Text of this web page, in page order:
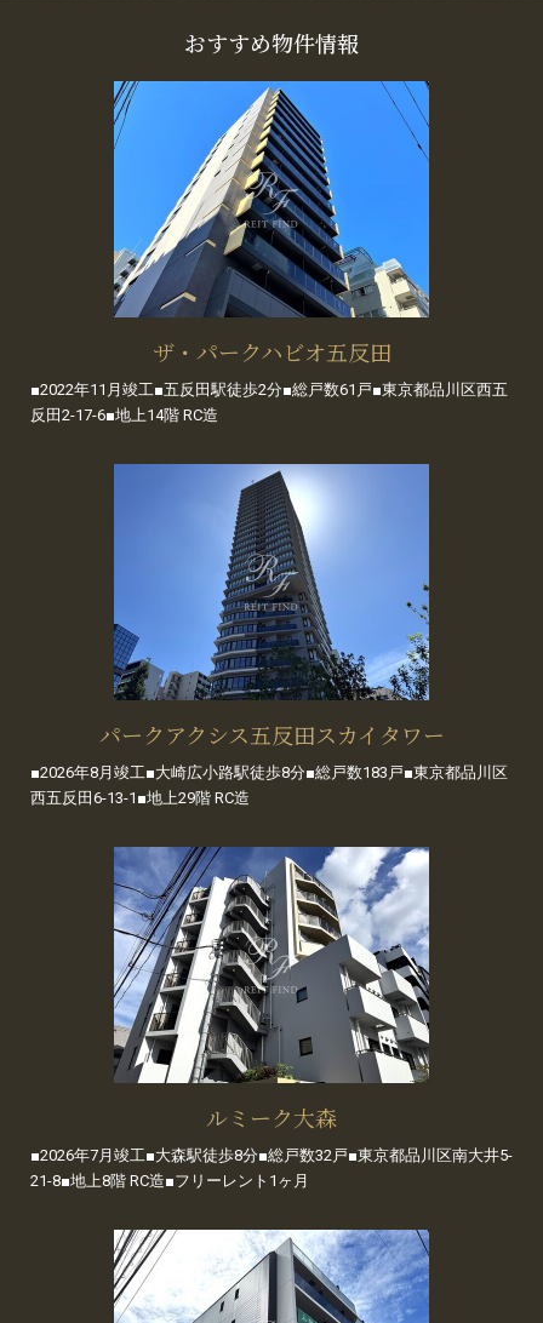
おすすめ物件情報
ザ・パークハビオ五反田
■2022年11月竣工■五反田駅徒歩2分■総戸数61戸■東京都品川区西五
反田2-17-6■地上14階 RC造
パークアクシス五反田スカイタワー
■2026年8月竣工■大崎広小路駅徒歩8分■総戸数183戸■東京都品川区
西五反田6-13-1■地上29階 RC造
ルミーク大森
■2026年7月竣工■大森駅徒歩8分■総戸数32戸■東京都品川区南大井5-
21-8■地上8階 RC造■フリーレント1ヶ月